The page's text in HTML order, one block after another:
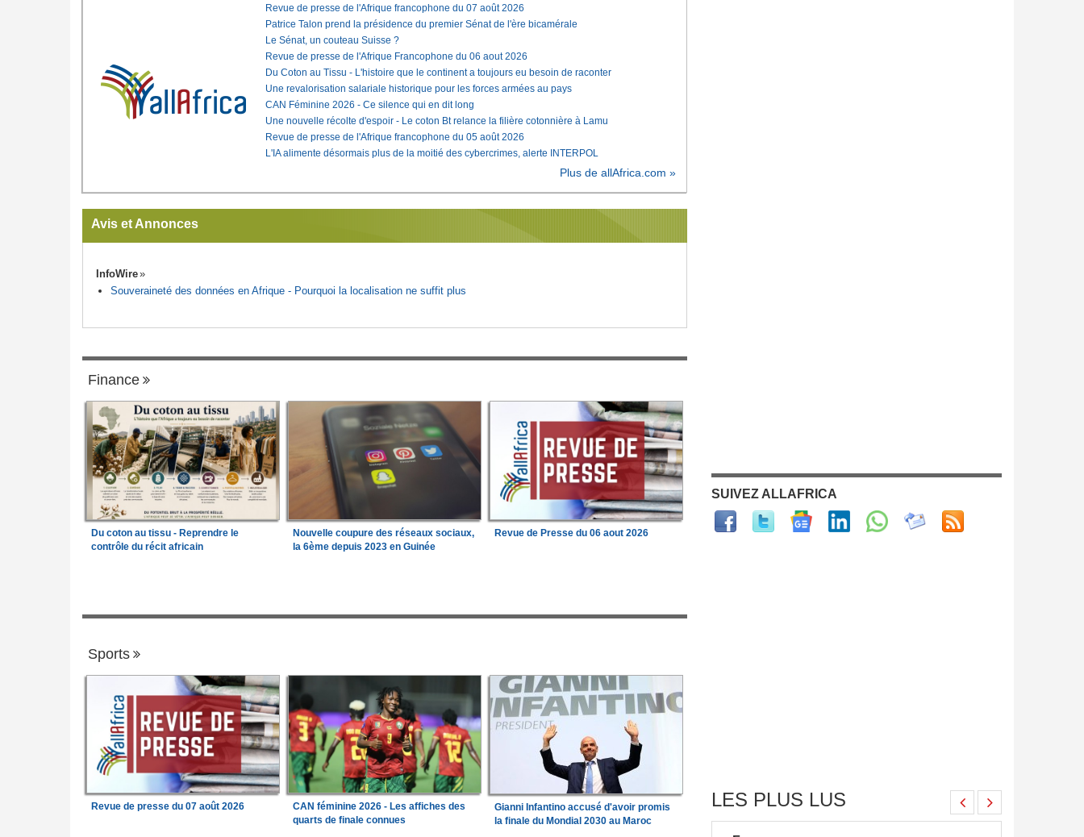
Revue de presse de l'Afrique francophone du 07 août 2026
Patrice Talon prend la présidence du premier Sénat de l'ère bicamérale
Le Sénat, un couteau Suisse ?
Revue de presse de l'Afrique Francophone du 06 aout 2026
Du Coton au Tissu - L'histoire que le continent a toujours eu besoin de raconter
Une revalorisation salariale historique pour les forces armées au pays
CAN Féminine 2026 - Ce silence qui en dit long
Une nouvelle récolte d'espoir - Le coton Bt relance la filière cotonnière à Lamu
Revue de presse de l'Afrique francophone du 05 août 2026
L'IA alimente désormais plus de la moitié des cybercrimes, alerte INTERPOL
Plus de allAfrica.com »
Avis et Annonces
InfoWire
Souveraineté des données en Afrique - Pourquoi la localisation ne suffit plus
Finance
Du coton au tissu - Reprendre le
contrôle du récit africain
Nouvelle coupure des réseaux sociaux,
la 6ème depuis 2023 en Guinée
Revue de Presse du 06 aout 2026
Sports
Revue de presse du 07 août 2026
CAN féminine 2026 - Les affiches des
quarts de finale connues
Gianni Infantino accusé d'avoir promis
la finale du Mondial 2030 au Maroc
SUIVEZ ALLAFRICA
LES PLUS LUS